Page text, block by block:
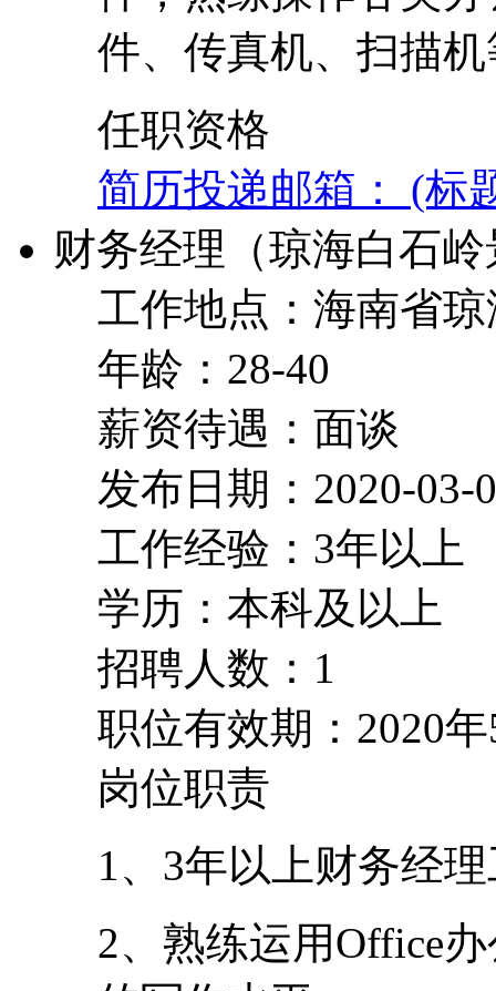
件、传真机、扫描
任职资格
简历投递邮箱： (标
财务经理（琼海白石
工作地点：海南省
年龄：28-40
薪资待遇：面谈
发布日期：2020-03-
工作经验：3年以上
学历：本科及以上
招聘人数：1
职位有效期：2020
岗位职责
1、3年以上财务经
2、熟练运用Office